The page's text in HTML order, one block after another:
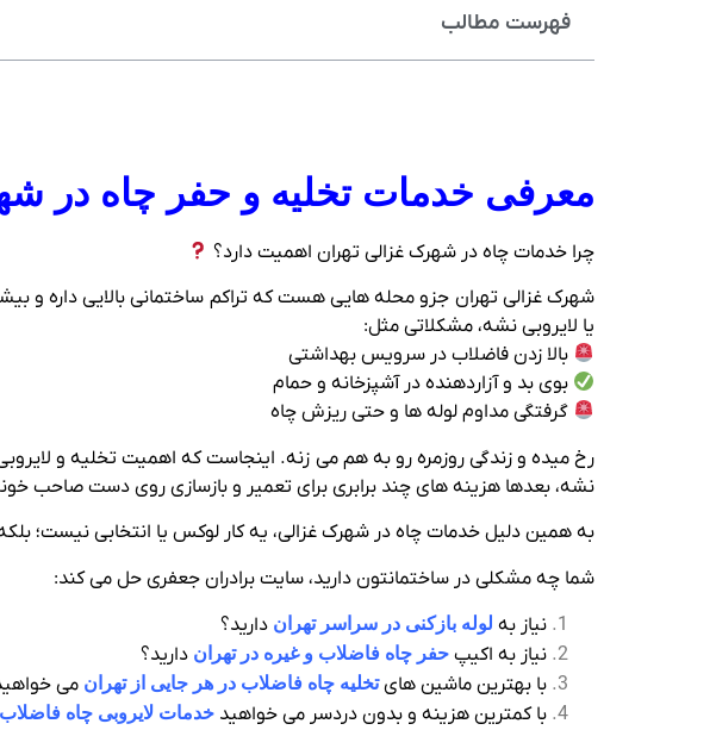
فهرست مطالب
معرفی خدمات تخلیه و حفر چاه در
چرا خدمات چاه در شهرک غزالی تهران اهمیت دارد؟
شهرک غزالی تهران جزو محله‌ هایی هست که تراکم ساختمانی بالایی داره و
یا لایروبی نشه، مشکلاتی مثل:
بالا زدن فاضلاب در سرویس بهداشتی
بوی بد و آزاردهنده در آشپزخانه و حمام
گرفتگی مداوم لوله‌ ها و حتی ریزش چاه
رخ میده و زندگی روزمره رو به هم می‌ زنه. اینجاست که اهمیت تخلیه و
نشه، بعدها هزینه‌ های چند برابری برای تعمیر و بازسازی روی دست صاحب‌
به همین دلیل خدمات چاه در شهرک غزالی، یه کار لوکس یا انتخابی نیست؛
شما چه مشکلی در ساختمانتون دارید، سایت برادران جعفری حل می کند:
نیاز به لوله بازکنی در سراسر تهران دارید؟
نیاز به اکیپ حفر چاه فاضلاب و غیره در تهران دارید؟
با بهترین ماشین هایتخلیه چاه فاضلاب در هر جایی از تهران می
با کمترین هزینه و بدون دردسر می خواهید خدمات لایروبی چاه